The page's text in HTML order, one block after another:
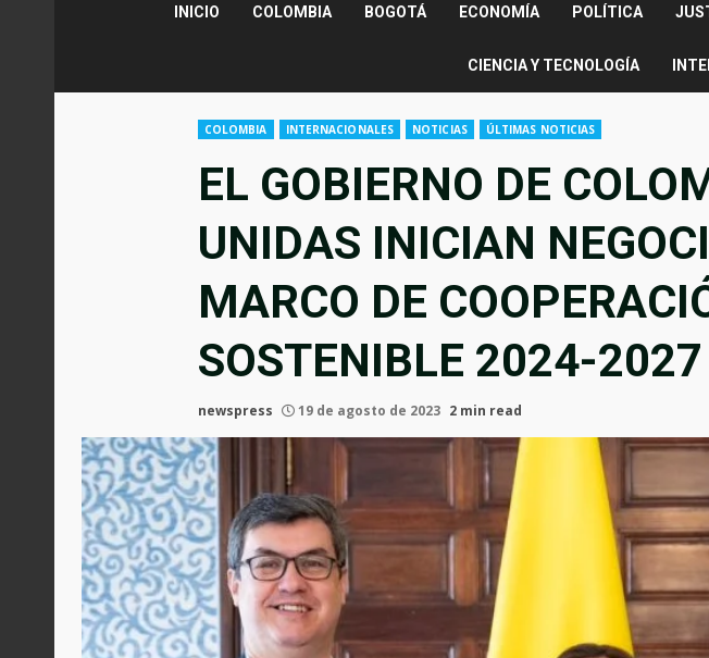
INICIO COLOMBIA BOGOTÁ ECONOMÍA POLÍTICA
CIENCIA Y TECNOLOGÍA
COLOMBIA INTERNACIONALES NOTICIAS ÚLTIMAS NOTICIAS
EL GOBIERNO DE
UNIDAS INICIAN
MARCO DE
SOSTENIBLE 2024-2027
newspress 19 de agosto de 2023 2 min read